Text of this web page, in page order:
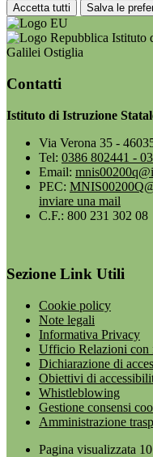
Accetta tutti Salva le
Istituto
Galilei Ostiglia
Contatti
Istituto di Istruzione
Via Verona 35 -
Tel: 0386 802441 -
Email:
PEC:
inviare una mail
C.F.: 800 231 302 08
Sezione Link Utili
Cookie policy
Note legali
Informativa Privacy
Ufficio Relazioni con
Dichiarazione di
Obiettivi di
Whistleblowing
Gestione consensi
Amministrazione
Pagina visualizzata